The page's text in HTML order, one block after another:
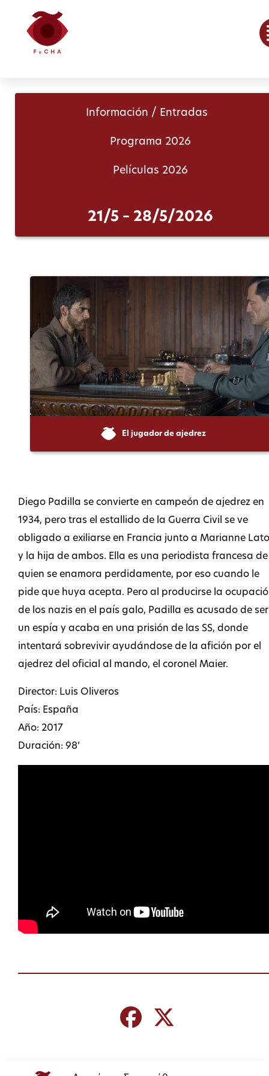
Información / Entradas
Programa 2026
Películas 2026
21/5 – 28/5/2026
El jugador de ajedrez
Diego Padilla se convierte en campeón de ajedrez en
1934, pero tras el estallido de la Guerra Civil se ve
obligado a exiliarse en Francia junto a Marianne
y la hija de ambos. Ella es una periodista francesa de
quien se enamora perdidamente, por eso cuando le
pide que huya acepta. Pero al producirse la
de los nazis en el país galo, Padilla es acusado de ser
un espía y acaba en una prisión de las SS, donde
intentará sobrevivir ayudándose de la afición por el
ajedrez del oficial al mando, el coronel Maier.
Director: Luis Oliveros
País: España
Año: 2017
Duración: 98’